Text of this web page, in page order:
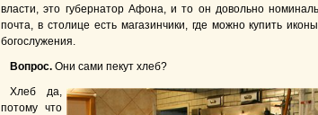
власти, это губернатор Афона, и то он довольно
почта, в столице есть магазинчики, где можно купить
богослужения.
Вопрос. Они сами пекут хлеб?
Хлеб да,
потому что